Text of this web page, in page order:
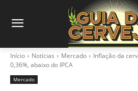
Início Notícias Mercado
Inflação da
0,36%, abaixo do IPCA
Mercado